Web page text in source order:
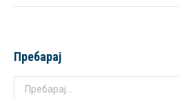
Пребарај
Search: